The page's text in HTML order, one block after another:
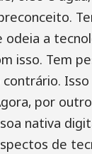
a
isso. Tem
por
nativa
de